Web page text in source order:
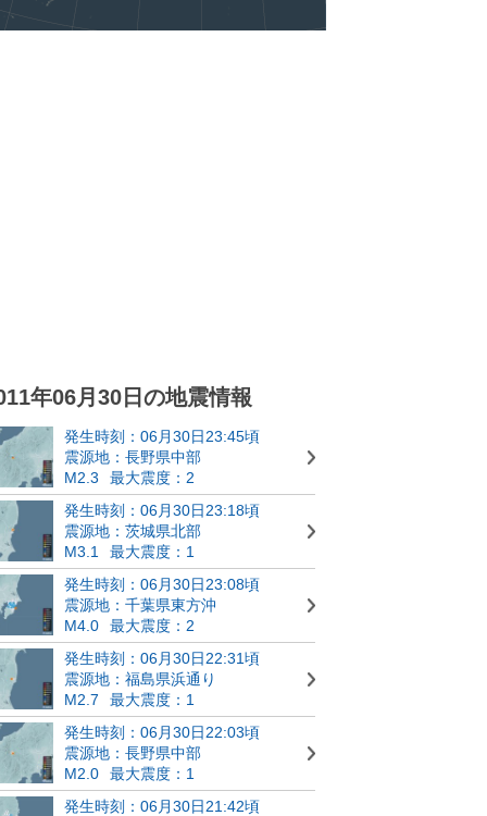
年06月30日の地震情報
発生時刻：06月30日23:45頃
震源地：長野県中部
M2.3
最大震度：2
発生時刻：06月30日23:18頃
震源地：茨城県北部
M3.1
最大震度：1
発生時刻：06月30日23:08頃
震源地：千葉県東方沖
M4.0
最大震度：2
発生時刻：06月30日22:31頃
震源地：福島県浜通り
M2.7
最大震度：1
発生時刻：06月30日22:03頃
震源地：長野県中部
M2.0
最大震度：1
発生時刻：06月30日21:42頃